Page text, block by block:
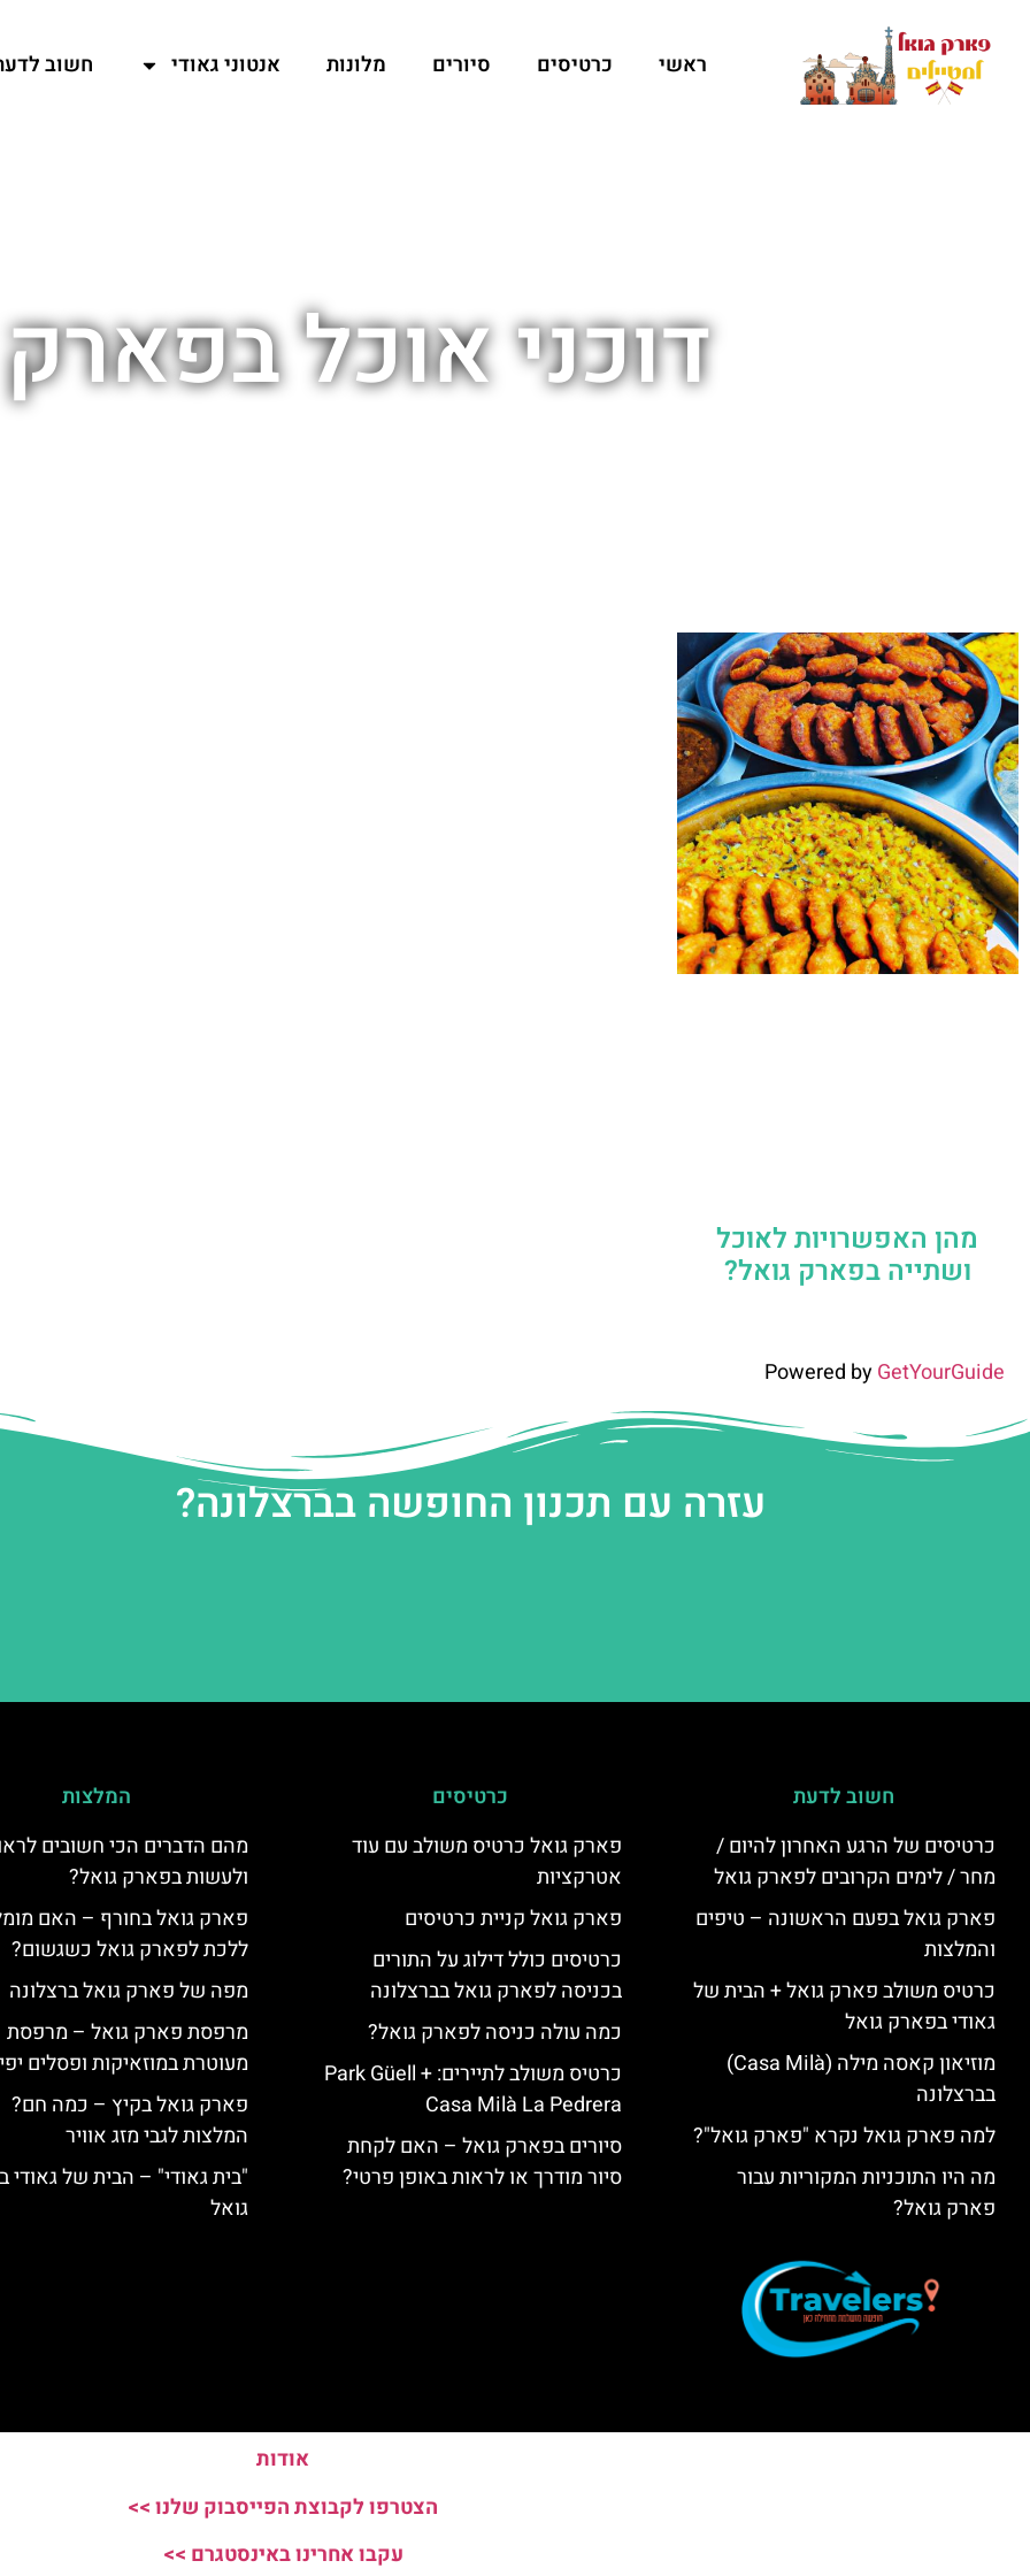
ראשי כרטיסים סיורים מלונות אנטוני גאודי חשוב
דוכני אוכל
מהן האפשרויות לאוכל
ושתייה בפארק גואל?
Powered byGetYourGuide
עזרה עם תכנון החופשה בברצלונה?
חשוב לדעת
כרטיסים של הרגע האחרון להיום /
מחר / לימים הקרובים לפארק גואל
פארק גואל בפעם הראשונה – טיפים
והמלצות
כרטיס משולב פארק גואל + הבית של
גאודי בפארק גואל
מוזיאון קאסה מילה (Casa Milà)
בברצלונה
למה פארק גואל נקרא "פארק גואל"?
מה היו התוכניות המקוריות עבור
פארק גואל?
כרטיסים
פארק גואל כרטיס משולב עם עוד
אטרקציות
פארק גואל קניית כרטיסים
כרטיסים כולל דילוג על התורים
בכניסה לפארק גואל בברצלונה
כמה עולה כניסה לפארק גואל?
כרטיס משולב לתיירים: Park Güell +
Casa Milà La Pedrera
סיורים בפארק גואל – האם לקחת
סיור מודרך או לראות באופן פרטי?
המלצות
מהם הדברים הכי חשובים
ולעשות בפארק גואל?
פארק גואל בחורף – האם
ללכת לפארק גואל כשגשום?
מפה של פארק גואל ברצלונה
מרפסת פארק גואל – מרפסת
מעוטרת במוזאיקות ופסלים
פארק גואל בקיץ – כמה חם?
המלצות לגבי מזג אוויר
"בית גאודי" – הבית של
גואל
אודות
הצטרפו לקבוצת הפייסבוק שלנו >>
עקבו אחרינו באינסטגרם >>